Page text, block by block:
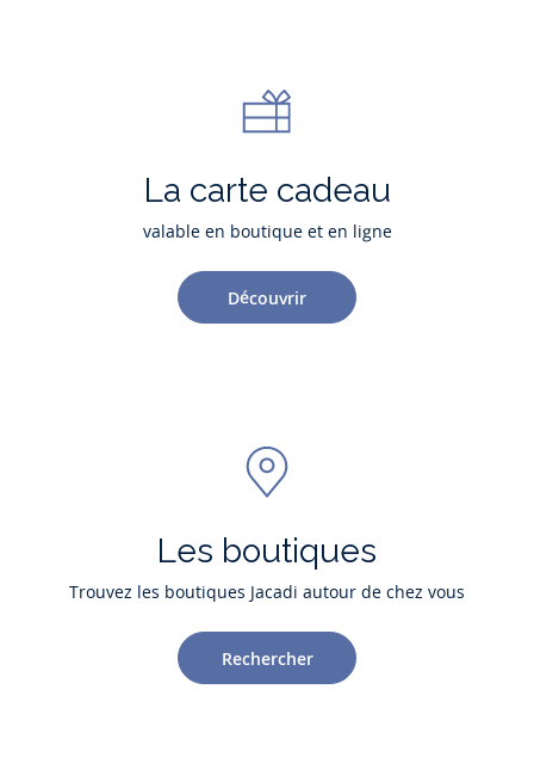
La carte cadeau
valable en boutique et en ligne
Découvrir
Les boutiques
Trouvez les boutiques Jacadi autour de chez vous
Rechercher